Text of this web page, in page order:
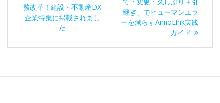
務改革！建設・不動産DX
企業特集に掲載されまし
た
継ぎ」でヒューマンエラ
ーを減らすAnnoLink実践
ガイド